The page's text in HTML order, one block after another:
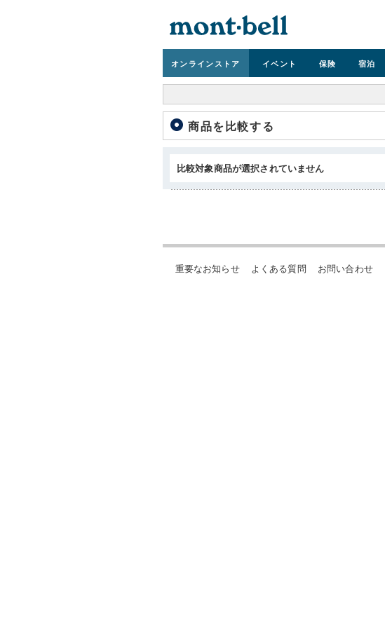
オンラインストア イベント 保険 宿泊
商品を比較する
比較対象商品が選択されていません
重要なお知らせ よくある質問 お問い合わせ